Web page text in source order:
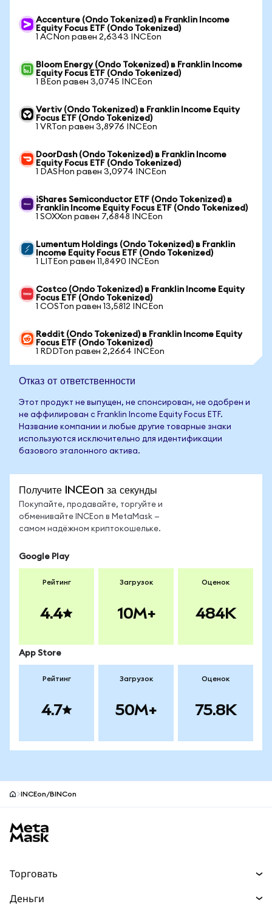
Accenture (Ondo Tokenized) в Franklin Income
Equity Focus ETF (Ondo Tokenized)
1 ACNon равен 2,6343 INCEon
Bloom Energy (Ondo Tokenized) в Franklin Income
Equity Focus ETF (Ondo Tokenized)
1 BEon равен 3,0745 INCEon
Vertiv (Ondo Tokenized) в Franklin Income Equity
Focus ETF (Ondo Tokenized)
1 VRTon равен 3,8976 INCEon
DoorDash (Ondo Tokenized) в Franklin Income
Equity Focus ETF (Ondo Tokenized)
1 DASHon равен 3,0974 INCEon
iShares Semiconductor ETF (Ondo Tokenized) в
Franklin Income Equity Focus ETF (Ondo Tokenized)
1 SOXXon равен 7,6848 INCEon
Lumentum Holdings (Ondo Tokenized) в Franklin
Income Equity Focus ETF (Ondo Tokenized)
1 LITEon равен 11,8490 INCEon
Costco (Ondo Tokenized) в Franklin Income Equity
Focus ETF (Ondo Tokenized)
1 COSTon равен 13,5812 INCEon
Reddit (Ondo Tokenized) в Franklin Income Equity
Focus ETF (Ondo Tokenized)
1 RDDTon равен 2,2664 INCEon
Отказ от ответственности
Этот продукт не выпущен, не спонсирован, не одобрен и
не аффилирован с Franklin Income Equity Focus ETF.
Название компании и любые другие товарные знаки
используются исключительно для идентификации
базового эталонного актива.
Получите INCEon за секунды
Покупайте, продавайте, торгуйте и
обменивайте INCEon в MetaMask —
самом надёжном криптокошельке.
Google Play
Рейтинг
4.4
Загрузок
10M+
Оценок
484K
App Store
Рейтинг
4.7
Загрузок
50M+
Оценок
75.8K
INCEon/BINCon
Торговать
Деньги